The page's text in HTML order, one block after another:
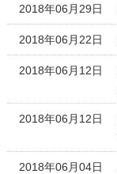
2018年06月29日
2018年06月22日
2018年06月12日
2018年06月12日
2018年06月04日